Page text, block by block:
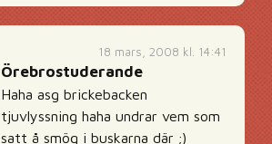
18 mars, 2008 kl. 14:41
Örebrostuderande
Haha asg brickebacken
tjuvlyssning haha undrar vem som
satt å smög i buskarna där ;)